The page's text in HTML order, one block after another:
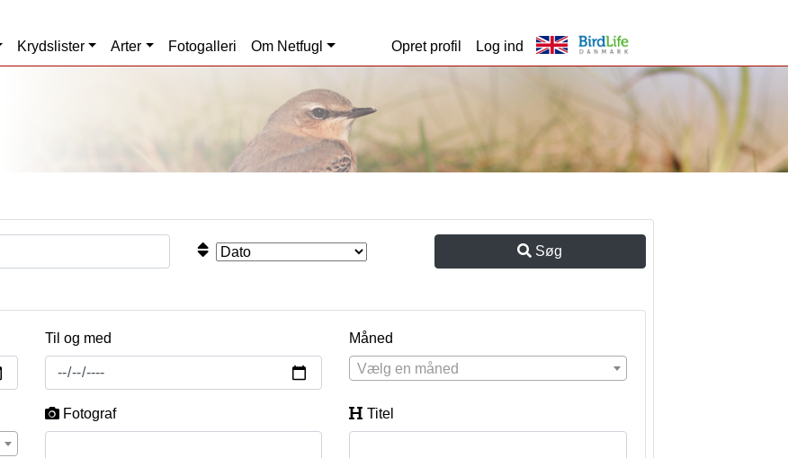
Krydslister Arter Fotogalleri Om Netfugl Opret profil Log ind
Søg
Til og med
Måned
Vælg en måned
Fotograf Titel